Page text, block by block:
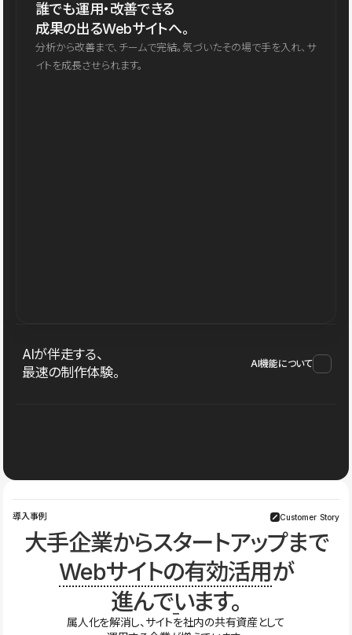
誰でも運用・改善できる
成果の出るWebサイトへ。
分析から改善まで、チームで完結。気づいたその場で手を入れ、サ
イトを成長させられます。
AIが伴走する、
最速の制作体験。
AI機能について
導入事例 Customer Story
大手企業からスタートアップまで
Webサイトの有効活用が
進んでいます。
属人化を解消し、サイトを社内の共有資産として